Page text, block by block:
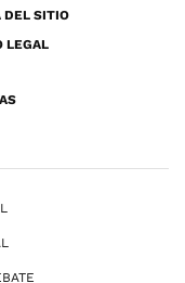
DEL SITIO
LEGAL